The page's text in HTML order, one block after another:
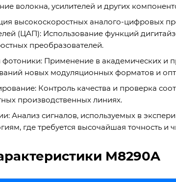
волокна, усилителей и других
высокоскоростных аналого-цифровых
(ЦАП): Использование функций
преобразователей.
фотоники: Применение в академических и
новых модуляционных форматов и
Контроль качества и проверка
производственных линиях.
Анализ сигналов, используемых в
где требуется высочайшая точность и
M8290A